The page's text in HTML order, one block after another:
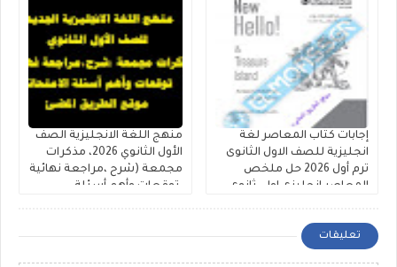
إجابات كتاب المعاصر لغة
انجليزية للصف الاول الثانوى
ترم أول 2026 حل ملخص
المعاصر انجليزى اولى ثانوى
والامتحانات
منهج اللغة الانجليزية الصف
الأول الثانوي 2026، مذكرات
مجمعة (شرح ،مراجعة نهائية
،توقعات وأهم أسئلة
تعليقات